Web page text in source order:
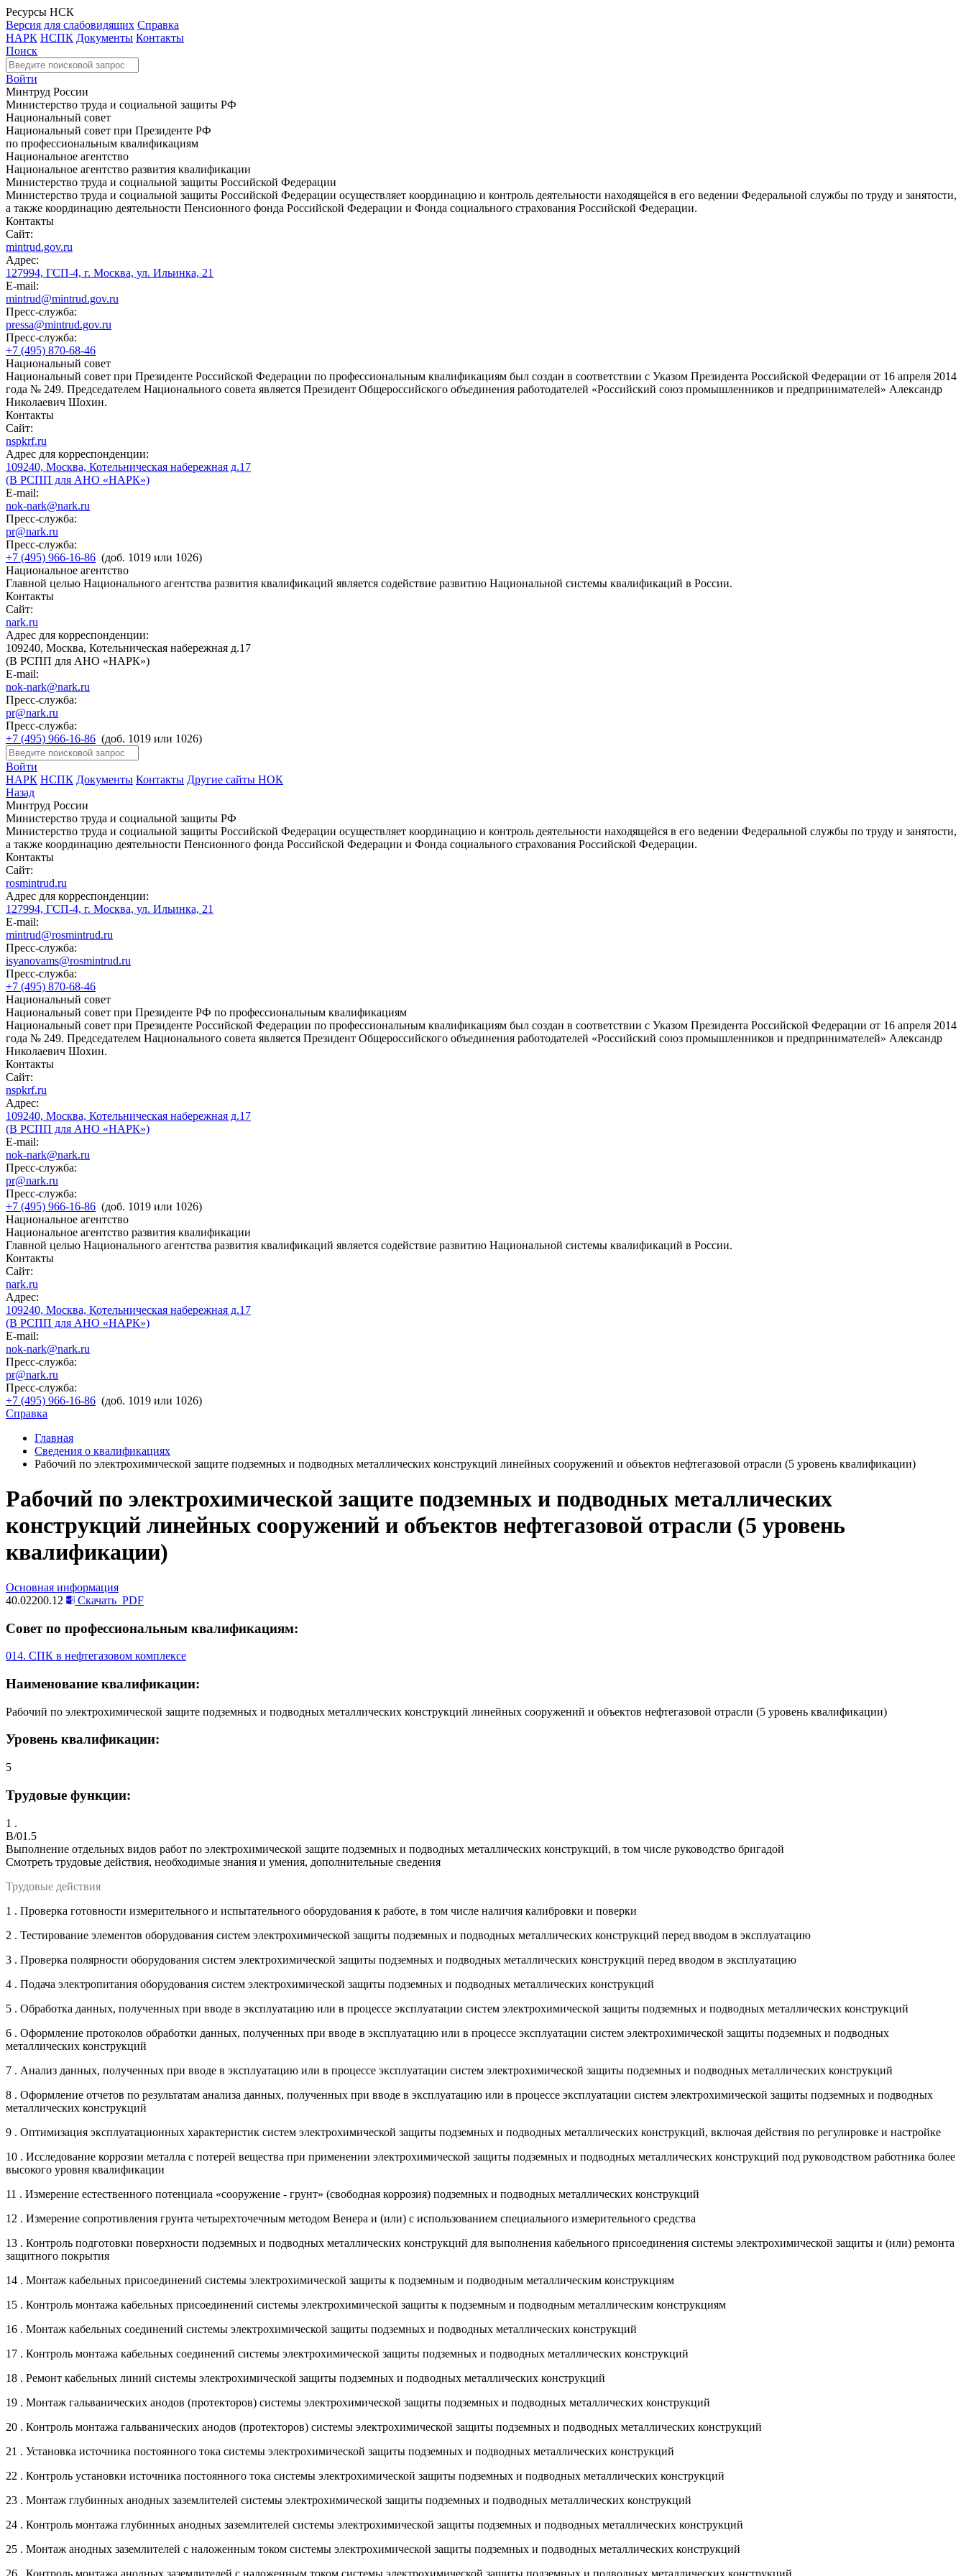
Ресурсы НСК
Версия для слабовидящих Справка
НАРК НСПК Документы Контакты
Поиск
Войти
Минтруд России
Министерство труда и социальной защиты РФ
Национальный совет
Национальный совет при Президенте РФ
по профессиональным квалификациям
Национальное агентство
Национальное агентство развития квалификации
Министерство труда и социальной защиты Российской Федерации
Министерство труда и социальной защиты Российской Федерации осуществляет координацию и контроль деятельности находящейся в его ведении Федеральной службы по труду и занятости,
а также координацию деятельности Пенсионного фонда Российской Федерации и Фонда социального страхования Российской Федерации.
Контакты
Сайт:
mintrud.gov.ru
Адрес:
127994, ГСП-4, г. Москва, ул. Ильинка, 21
E-mail:
mintrud@mintrud.gov.ru
Пресс-служба:
pressa@mintrud.gov.ru
Пресс-служба:
+7 (495) 870-68-46
Национальный совет
Национальный совет при Президенте Российской Федерации по профессиональным квалификациям был создан в соответствии с Указом Президента Российской Федерации от 16 апреля 2014
года № 249. Председателем Национального совета является Президент Общероссийского объединения работодателей «Российский союз промышленников и предпринимателей» Александр
Николаевич Шохин.
Контакты
Сайт:
nspkrf.ru
Адрес для корреспонденции:
109240, Москва, Котельническая набережная д.17
(В РСПП для АНО «НАРК»)
E-mail:
nok-nark@nark.ru
Пресс-служба:
pr@nark.ru
Пресс-служба:
+7 (495) 966-16-86 (доб. 1019 или 1026)
Национальное агентство
Главной целью Национального агентства развития квалификаций является содействие развитию Национальной системы квалификаций в России.
Контакты
Сайт:
nark.ru
Адрес для корреспонденции:
109240, Москва, Котельническая набережная д.17
(В РСПП для АНО «НАРК»)
E-mail:
nok-nark@nark.ru
Пресс-служба:
pr@nark.ru
Пресс-служба:
+7 (495) 966-16-86 (доб. 1019 или 1026)
Войти
НАРК НСПК Документы Контакты Другие сайты НОК
Назад
Минтруд России
Министерство труда и социальной защиты РФ
Министерство труда и социальной защиты Российской Федерации осуществляет координацию и контроль деятельности находящейся в его ведении Федеральной службы по труду и занятости,
а также координацию деятельности Пенсионного фонда Российской Федерации и Фонда социального страхования Российской Федерации.
Контакты
Сайт:
rosmintrud.ru
Адрес для корреспонденции:
127994, ГСП-4, г. Москва, ул. Ильинка, 21
E-mail:
mintrud@rosmintrud.ru
Пресс-служба:
isyanovams@rosmintrud.ru
Пресс-служба:
+7 (495) 870-68-46
Национальный совет
Национальный совет при Президенте РФ по профессиональным квалификациям
Национальный совет при Президенте Российской Федерации по профессиональным квалификациям был создан в соответствии с Указом Президента Российской Федерации от 16 апреля 2014
года № 249. Председателем Национального совета является Президент Общероссийского объединения работодателей «Российский союз промышленников и предпринимателей» Александр
Николаевич Шохин.
Контакты
Сайт:
nspkrf.ru
Адрес:
109240, Москва, Котельническая набережная д.17
(В РСПП для АНО «НАРК»)
E-mail:
nok-nark@nark.ru
Пресс-служба:
pr@nark.ru
Пресс-служба:
+7 (495) 966-16-86 (доб. 1019 или 1026)
Национальное агентство
Национальное агентство развития квалификации
Главной целью Национального агентства развития квалификаций является содействие развитию Национальной системы квалификаций в России.
Контакты
Сайт:
nark.ru
Адрес:
109240, Москва, Котельническая набережная д.17
(В РСПП для АНО «НАРК»)
E-mail:
nok-nark@nark.ru
Пресс-служба:
pr@nark.ru
Пресс-служба:
+7 (495) 966-16-86 (доб. 1019 или 1026)
Справка
Главная
Сведения о квалификациях
Рабочий по электрохимической защите подземных и подводных металлических конструкций линейных сооружений и объектов нефтегазовой отрасли (5 уровень квалификации)
Рабочий по электрохимической защите подземных и подводных металлических
конструкций линейных сооружений и объектов нефтегазовой отрасли (5 уровень
квалификации)
Основная информация
40.02200.12
Скачать PDF
Совет по профессиональным квалификациям:
014. СПК в нефтегазовом комплексе
Наименование квалификации:
Рабочий по электрохимической защите подземных и подводных металлических конструкций линейных сооружений и объектов нефтегазовой отрасли (5 уровень квалификации)
Уровень квалификации:
5
Трудовые функции:
1 .
B/01.5
Выполнение отдельных видов работ по электрохимической защите подземных и подводных металлических конструкций, в том числе руководство бригадой
Смотреть трудовые действия, необходимые знания и умения, дополнительные сведения
Трудовые действия
1 . Проверка готовности измерительного и испытательного оборудования к работе, в том числе наличия калибровки и поверки
2 . Тестирование элементов оборудования систем электрохимической защиты подземных и подводных металлических конструкций перед вводом в эксплуатацию
3 . Проверка полярности оборудования систем электрохимической защиты подземных и подводных металлических конструкций перед вводом в эксплуатацию
4 . Подача электропитания оборудования систем электрохимической защиты подземных и подводных металлических конструкций
5 . Обработка данных, полученных при вводе в эксплуатацию или в процессе эксплуатации систем электрохимической защиты подземных и подводных металлических конструкций
6 . Оформление протоколов обработки данных, полученных при вводе в эксплуатацию или в процессе эксплуатации систем электрохимической защиты подземных и подводных
металлических конструкций
7 . Анализ данных, полученных при вводе в эксплуатацию или в процессе эксплуатации систем электрохимической защиты подземных и подводных металлических конструкций
8 . Оформление отчетов по результатам анализа данных, полученных при вводе в эксплуатацию или в процессе эксплуатации систем электрохимической защиты подземных и подводных
металлических конструкций
9 . Оптимизация эксплуатационных характеристик систем электрохимической защиты подземных и подводных металлических конструкций, включая действия по регулировке и настройке
10 . Исследование коррозии металла с потерей вещества при применении электрохимической защиты подземных и подводных металлических конструкций под руководством работника более
высокого уровня квалификации
11 . Измерение естественного потенциала «сооружение - грунт» (свободная коррозия) подземных и подводных металлических конструкций
12 . Измерение сопротивления грунта четырехточечным методом Венера и (или) с использованием специального измерительного средства
13 . Контроль подготовки поверхности подземных и подводных металлических конструкций для выполнения кабельного присоединения системы электрохимической защиты и (или) ремонта
защитного покрытия
14 . Монтаж кабельных присоединений системы электрохимической защиты к подземным и подводным металлическим конструкциям
15 . Контроль монтажа кабельных присоединений системы электрохимической защиты к подземным и подводным металлическим конструкциям
16 . Монтаж кабельных соединений системы электрохимической защиты подземных и подводных металлических конструкций
17 . Контроль монтажа кабельных соединений системы электрохимической защиты подземных и подводных металлических конструкций
18 . Ремонт кабельных линий системы электрохимической защиты подземных и подводных металлических конструкций
19 . Монтаж гальванических анодов (протекторов) системы электрохимической защиты подземных и подводных металлических конструкций
20 . Контроль монтажа гальванических анодов (протекторов) системы электрохимической защиты подземных и подводных металлических конструкций
21 . Установка источника постоянного тока системы электрохимической защиты подземных и подводных металлических конструкций
22 . Контроль установки источника постоянного тока системы электрохимической защиты подземных и подводных металлических конструкций
23 . Монтаж глубинных анодных заземлителей системы электрохимической защиты подземных и подводных металлических конструкций
24 . Контроль монтажа глубинных анодных заземлителей системы электрохимической защиты подземных и подводных металлических конструкций
25 . Монтаж анодных заземлителей с наложенным током системы электрохимической защиты подземных и подводных металлических конструкций
26 . Контроль монтажа анодных заземлителей с наложенным током системы электрохимической защиты подземных и подводных металлических конструкций